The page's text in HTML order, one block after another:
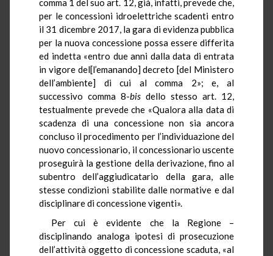
comma 1 del suo art. 12, già, infatti, prevede che,
per le concessioni idroelettriche scadenti entro
il 31 dicembre 2017, la gara di evidenza pubblica
per la nuova concessione possa essere differita
ed indetta «entro due anni dalla data di entrata
in vigore del[l’emanando] decreto [del Ministero
dell’ambiente] di cui al comma 2»; e, al
successivo comma 8-bis dello stesso art. 12,
testualmente prevede che «Qualora alla data di
scadenza di una concessione non sia ancora
concluso il procedimento per l’individuazione del
nuovo concessionario, il concessionario uscente
proseguirà la gestione della derivazione, fino al
subentro dell’aggiudicatario della gara, alle
stesse condizioni stabilite dalle normative e dal
disciplinare di concessione vigenti».
Per cui è evidente che la Regione –
disciplinando analoga ipotesi di prosecuzione
dell’attività oggetto di concessione scaduta, «al